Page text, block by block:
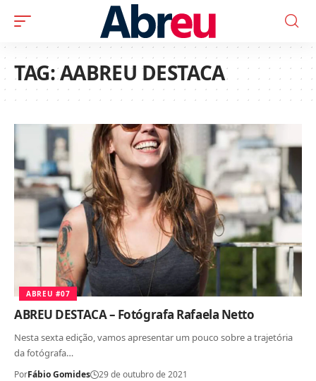
TAG:AABREU DESTACA
ABREU #07
ABREU DESTACA – Fotógrafa Rafaela Netto
Nesta sexta edição, vamos apresentar um pouco sobre a trajetória
da fotógrafa…
PorFábio Gomides 29 de outubro de 2021